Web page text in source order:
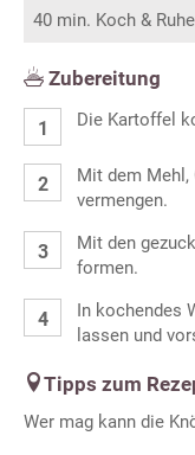
40 min. Koch &
Zubereitung
Die Kartoffel
Mit dem Mehl,
vermengen.
Mit den
formen.
In kochendes
lassen und
Tipps zum
Wer mag kann die